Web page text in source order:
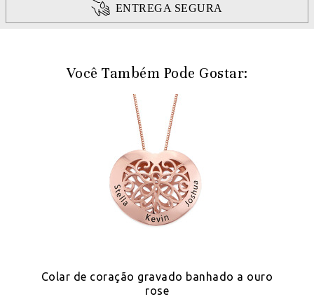
ENTREGA SEGURA
Você Também Pode Gostar:
Colar de coração gravado banhado a ouro
rose